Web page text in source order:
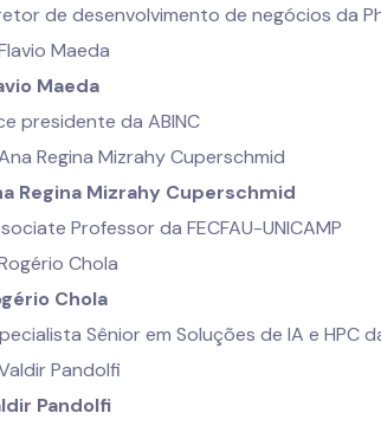
de desenvolvimento de negócios da
Maeda
presidente da ABINC
Regina Mizrahy Cuperschmid
Professor da FECFAU-UNICAMP
Chola
Sênior em Soluções de IA e HPC
Pandolfi